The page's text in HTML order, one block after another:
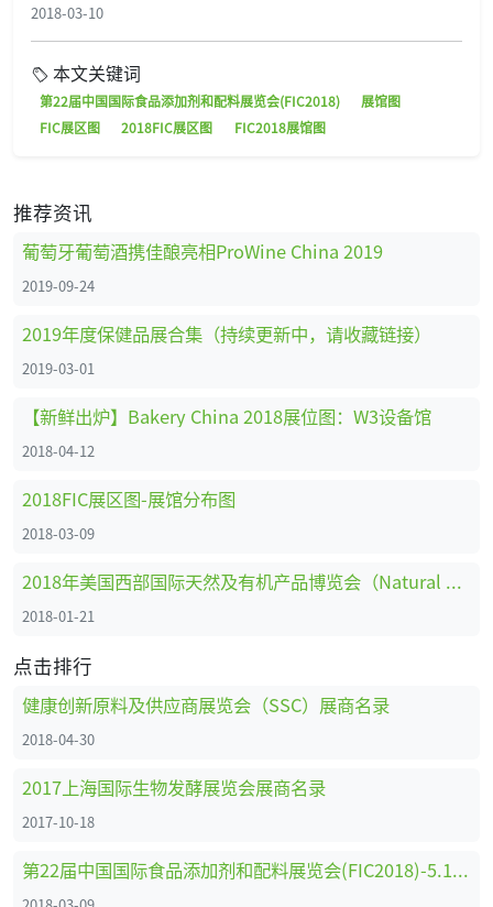
2018-03-10
本文关键词
第22届中国国际食品添加剂和配料展览会(FIC2018)
展馆图
FIC展区图
2018FIC展区图 FIC2018展馆图
推荐资讯
葡萄牙葡萄酒携佳酿亮相ProWine China 2019
2019-09-24
2019年度保健品展合集（持续更新中，请收藏链接）
2019-03-01
【新鲜出炉】Bakery China 2018展位图：W3设备馆
2018-04-12
2018FIC展区图-展馆分布图
2018-03-09
2018年美国西部国际天然及有机产品博览会（Natural Products EXPO）展商名录1
2018-01-21
点击排行
健康创新原料及供应商展览会（SSC）展商名录
2018-04-30
2017上海国际生物发酵展览会展商名录
2017-10-18
第22届中国国际食品添加剂和配料展览会(FIC2018)-5.1馆（国际展区）参展企业名录